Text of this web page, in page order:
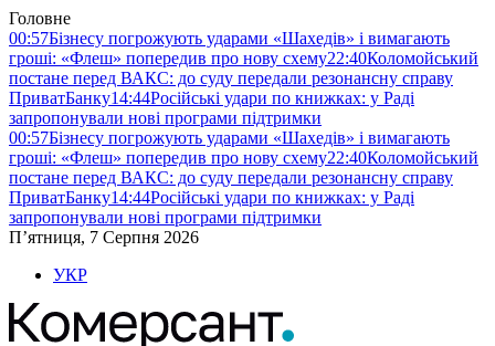
Головне
00:57Бізнесу погрожують ударами «Шахедів» і вимагають
гроші: «Флеш» попередив про нову схему22:40Коломойський
постане перед ВАКС: до суду передали резонансну справу
ПриватБанку14:44Російські удари по книжках: у Раді
запропонували нові програми підтримки
00:57Бізнесу погрожують ударами «Шахедів» і вимагають
гроші: «Флеш» попередив про нову схему22:40Коломойський
постане перед ВАКС: до суду передали резонансну справу
ПриватБанку14:44Російські удари по книжках: у Раді
запропонували нові програми підтримки
П’ятниця, 7 Серпня 2026
УКР